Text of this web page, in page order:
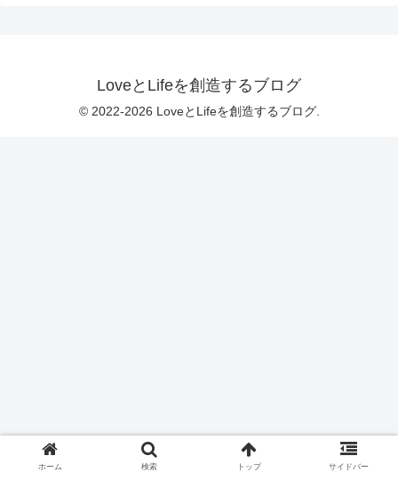
LoveとLifeを創造するブログ
© 2022-2026 LoveとLifeを創造するブログ.
ホーム 検索 トップ サイドバー